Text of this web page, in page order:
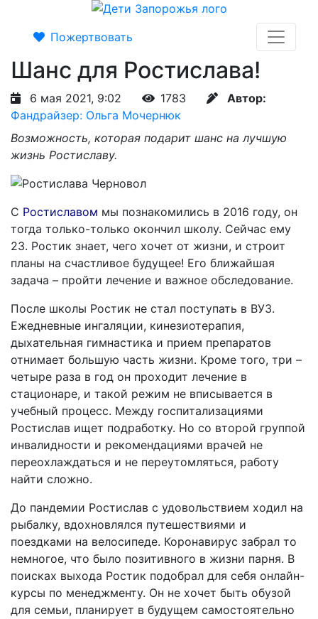
Пожертвовать
Шанс для Ростислава!
6 мая 2021, 9:02 1783
Автор:
Фандрайзер: Ольга Мочернюк
Возможность, которая подарит шанс на лучшую
жизнь Ростиславу.
С Ростиславом мы познакомились в 2016 году, он
тогда только-только окончил школу. Сейчас ему
23. Ростик знает, чего хочет от жизни, и строит
планы на счастливое будущее! Его ближайшая
задача – пройти лечение и важное обследование.
После школы Ростик не стал поступать в ВУЗ.
Ежедневные ингаляции, кинезиотерапия,
дыхательная гимнастика и прием препаратов
отнимает большую часть жизни. Кроме того, три –
четыре раза в год он проходит лечение в
стационаре, и такой режим не вписывается в
учебный процесс. Между госпитализациями
Ростислав ищет подработку. Но со второй группой
инвалидности и рекомендациями врачей не
переохлаждаться и не переутомляться, работу
найти сложно.
До пандемии Ростислав с удовольствием ходил на
рыбалку, вдохновлялся путешествиями и
поездками на велосипеде. Коронавирус забрал то
немногое, что было позитивного в жизни парня. В
поисках выхода Ростик подобрал для себя онлайн-
курсы по менеджменту. Он не хочет быть обузой
для семьи, планирует в будущем самостоятельно